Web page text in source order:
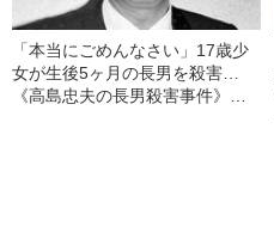
「本当にごめんなさい」17歳少
女が生後5ヶ月の長男を殺害…
《高島忠夫の長男殺害事件》夫